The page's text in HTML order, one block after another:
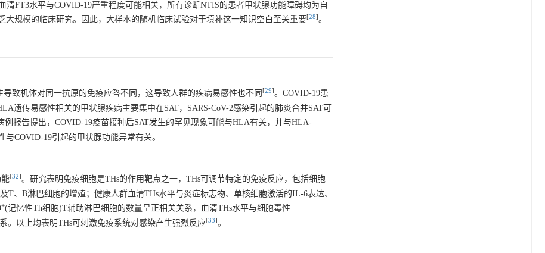
FT3水平与COVID-19严重程度可能相关，所有诊断NTIS的患者甲状腺功能障碍均为自
大规模的临床研究。因此，大样本的随机临床试验对于填补这一知识空白至关重要[28]。
导致机体对同一抗原的免疫应答不同，这导致人群的疾病易感性也不同 [29]。COVID-19患
遗传易感性相关的甲状腺疾病主要集中在SAT，SARS-CoV-2感染引起的肺炎合并SAT可
例报告提出，COVID-19疫苗接种后SAT发生的罕见现象可能与HLA有关，并与HLA-
COVID-19引起的甲状腺功能异常有关。
能[32]。研究表明免疫细胞是THs的作用靶点之一，THs可调节特定的免疫反应，包括细胞
、B淋巴细胞的增殖；健康人群血清THs水平与炎症标志物、单核细胞激活的IL-6表达、
+(记忆性Th细胞)T辅助淋巴细胞的数量呈正相关关系，血清THs水平与细胞毒性
。以上均表明THs可刺激免疫系统对感染产生强烈反应[33]。